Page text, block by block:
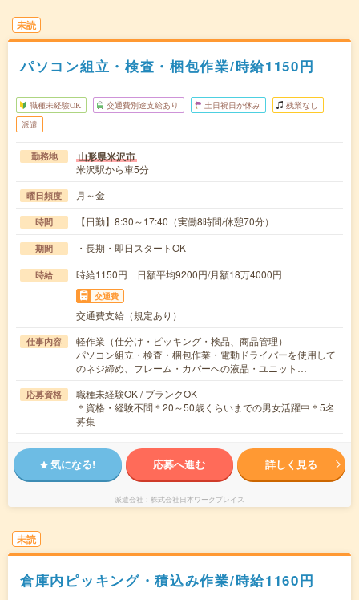
未読
パソコン組立・検査・梱包作業/時給1150円
職種未経験OK 交通費別途支給あり 土日祝日が休み 残業なし
派遣
勤務地 山形県米沢市
米沢駅から車5分
曜日頻度 月～金
時間 【日勤】8:30～17:40（実働8時間/休憩70分）
期間 ・長期・即日スタートOK
時給 時給1150円 日額平均9200円/月額18万4000円
交通費
交通費支給（規定あり）
仕事内容
軽作業（仕分け・ピッキング・検品、商品管理）
パソコン組立・検査・梱包作業・電動ドライバーを使用して
のネジ締め、フレーム・カバーへの液晶・ユニット…
応募資格
職種未経験OK / ブランクOK
＊資格・経験不問＊20～50歳くらいまでの男女活躍中＊5名
募集
気になる! 応募へ進む 詳しく見る
派遣会社 株式会社日本ワークプレイス
未読
倉庫内ピッキング・積込み作業/時給1160円